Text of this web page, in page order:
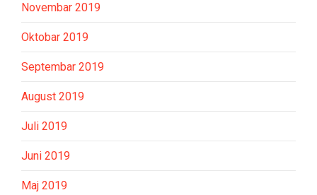
Novembar 2019
Oktobar 2019
Septembar 2019
August 2019
Juli 2019
Juni 2019
Maj 2019